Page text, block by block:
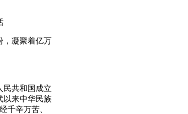
凝聚着亿万
共和国成立
以来中华民族
千辛万苦、